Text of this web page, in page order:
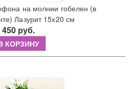
на молнии гобелен (в
Лазурит 15х20 см
450 руб.
КОРЗИНУ